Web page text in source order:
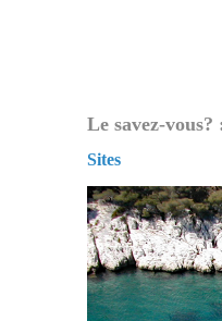
Le savez-vous?
Sites